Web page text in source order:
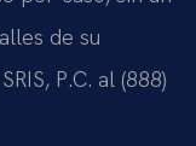
de su
P.C. al (888)